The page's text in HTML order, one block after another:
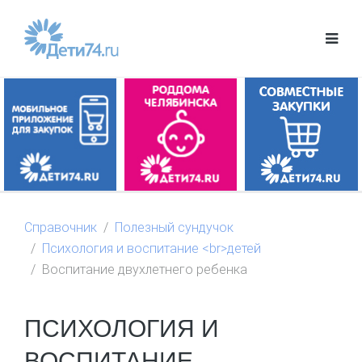
Справочник
Полезный сундучок
Психология и воспитание <br>детей
Воспитание двухлетнего ребенка
ПСИХОЛОГИЯ И